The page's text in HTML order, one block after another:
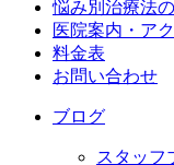
悩み別治療法
医院案内・ア
料金表
お問い合わせ
ブログ
スタッフ